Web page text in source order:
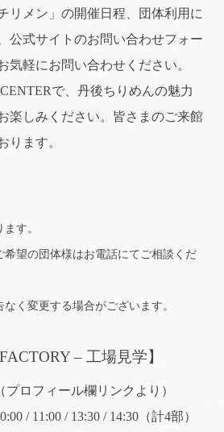
リメン」の開催日程、団体利用に
公式サイトのお問い合わせフォー
気軽にお問い合わせください。
で、丹後ちりめんの魅力
楽しみください。皆さまのご来館
ります。
す。
望の団体様はお電話にてご相談くだ
く変更する場合がございます。
– 工場見学】
ロフィール欄リンクより）
/ 11:00 / 13:30 / 14:30（計4部）